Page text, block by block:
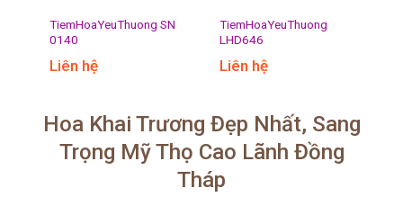
TiemHoaYeuThuong SN
0140
Liên hệ
TiemHoaYeuThuong
LHD646
Liên hệ
Hoa Khai Trương Đẹp Nhất, Sang
Trọng Mỹ Thọ Cao Lãnh Đồng
Tháp